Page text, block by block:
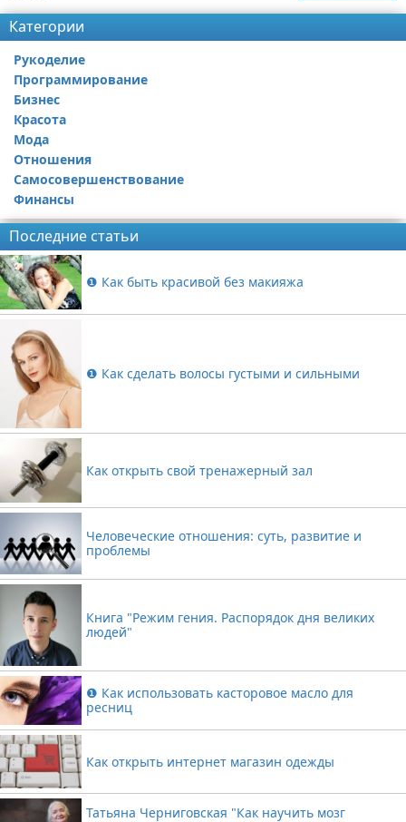
Категории
Рукоделие
Программирование
Бизнес
Красота
Мода
Отношения
Самосовершенствование
Финансы
Последние статьи
❶ Как быть красивой без макияжа
❶ Как сделать волосы густыми и сильными
Как открыть свой тренажерный зал
Человеческие отношения: суть, развитие и
проблемы
Книга "Режим гения. Распорядок дня великих
людей"
❶ Как использовать касторовое масло для
ресниц
Как открыть интернет магазин одежды
Татьяна Черниговская "Как научить мозг